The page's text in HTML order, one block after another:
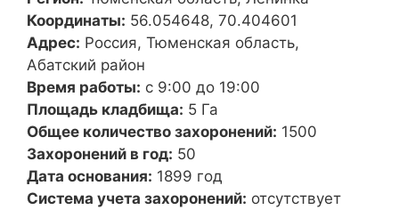
Координаты: 56.054648, 70.404601
Адрес: Россия, Тюменская область,
Абатский район
Время работы: с 9:00 до 19:00
Площадь кладбища: 5 Га
Общее количество захоронений: 1500
Захоронений в год: 50
Дата основания: 1899 год
Система учета захоронений: отсутствует